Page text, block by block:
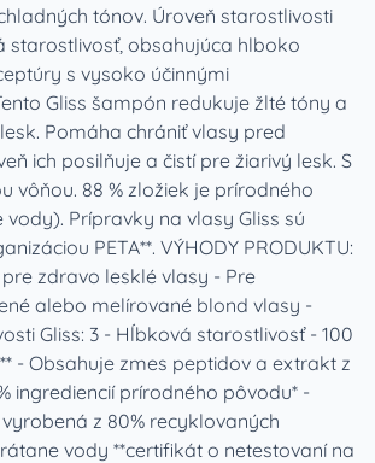
tónov. Úroveň starostlivosti
starostlivosť, obsahujúca hlboko
s vysoko účinnými
Gliss šampón redukuje žlté tóny a
Pomáha chrániť vlasy pred
ich posilňuje a čistí pre žiarivý lesk. S
vôňou. 88 % zložiek je prírodného
Prípravky na vlasy Gliss sú
PETA**. VÝHODY PRODUKTU:
zdravo lesklé vlasy - Pre
alebo melírované blond vlasy -
Gliss: 3 - Hĺbková starostlivosť - 100
- Obsahuje zmes peptidov a extrakt z
ingrediencií prírodného pôvodu* -
z 80% recyklovaných
vody **certifikát o netestovaní na